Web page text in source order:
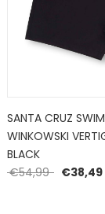
SANTA CRUZ
WINKOWSKI
BLACK
€54,99 €38,49